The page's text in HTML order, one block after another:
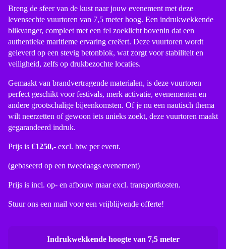
Breng de sfeer van de kust naar jouw evenement met deze
levensechte vuurtoren van 7,5 meter hoog. Een indrukwekkende
blikvanger, compleet met een fel zoeklicht bovenin dat een
authentieke maritieme ervaring creëert. Deze vuurtoren wordt
geleverd op een stevig betonblok, wat zorgt voor stabiliteit en
veiligheid, zelfs op drukbezochte locaties.
Gemaakt van brandvertragende materialen, is deze vuurtoren
perfect geschikt voor festivals, merk activatie, evenementen en
andere grootschalige bijeenkomsten. Of je nu een nautisch thema
wilt neerzetten of gewoon iets unieks zoekt, deze vuurtoren maakt
gegarandeerd indruk.
Prijs is €1250,- excl. btw per event.
(gebaseerd op een tweedaags evenement)
Prijs is incl. op- en afbouw maar excl. transportkosten.
Stuur ons een mail voor een vrijblijvende offerte!
Indrukwekkende hoogte van 7,5 meter